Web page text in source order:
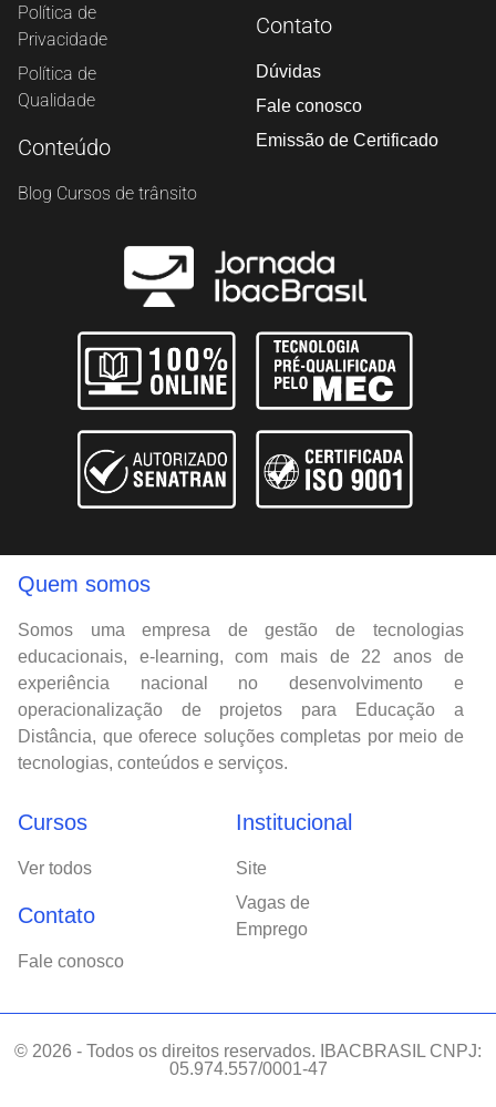
Política de
Privacidade
Política de
Qualidade
Conteúdo
Blog Cursos de trânsito
Contato
Dúvidas
Fale conosco
Emissão de Certificado
Quem somos
Somos uma empresa de gestão de tecnologias
educacionais, e-learning, com mais de 22 anos de
experiência nacional no desenvolvimento e
operacionalização de projetos para Educação a
Distância, que oferece soluções completas por meio de
tecnologias, conteúdos e serviços.
Cursos
Ver todos
Contato
Fale conosco
Institucional
Site
Vagas de
Emprego
© 2026 - Todos os direitos reservados. IBACBRASIL CNPJ:
05.974.557/0001-47